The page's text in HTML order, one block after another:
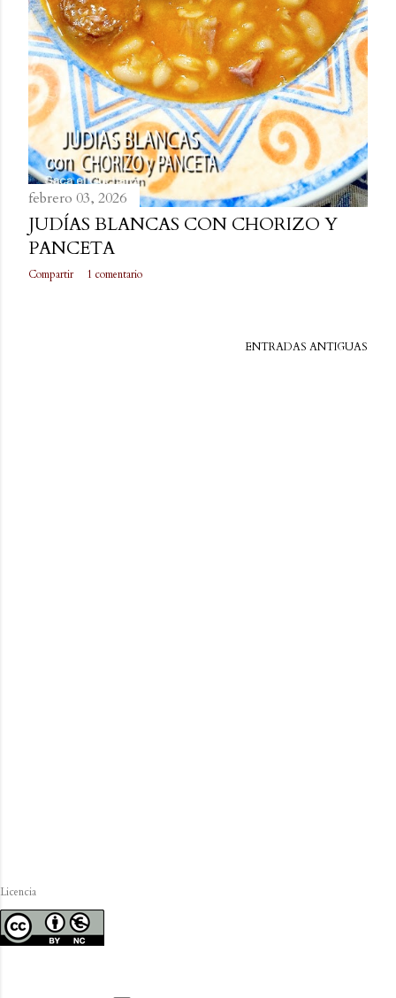
febrero 03, 2026
JUDÍAS BLANCAS CON CHORIZO Y
PANCETA
Compartir 1 comentario
ENTRADAS ANTIGUAS
Licencia